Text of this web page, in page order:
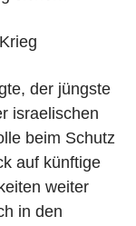
der jüngste
israelischen
beim Schutz
auf künftige
weiter
in den